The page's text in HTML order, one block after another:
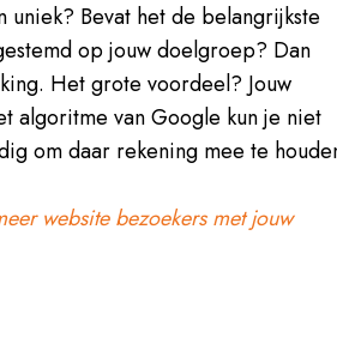
uniek? Bevat het de belangrijkste
op jouw doelgroep? Dan
Het grote voordeel? Jouw
algoritme van Google kun je niet
om daar rekening mee te
website bezoekers met jouw